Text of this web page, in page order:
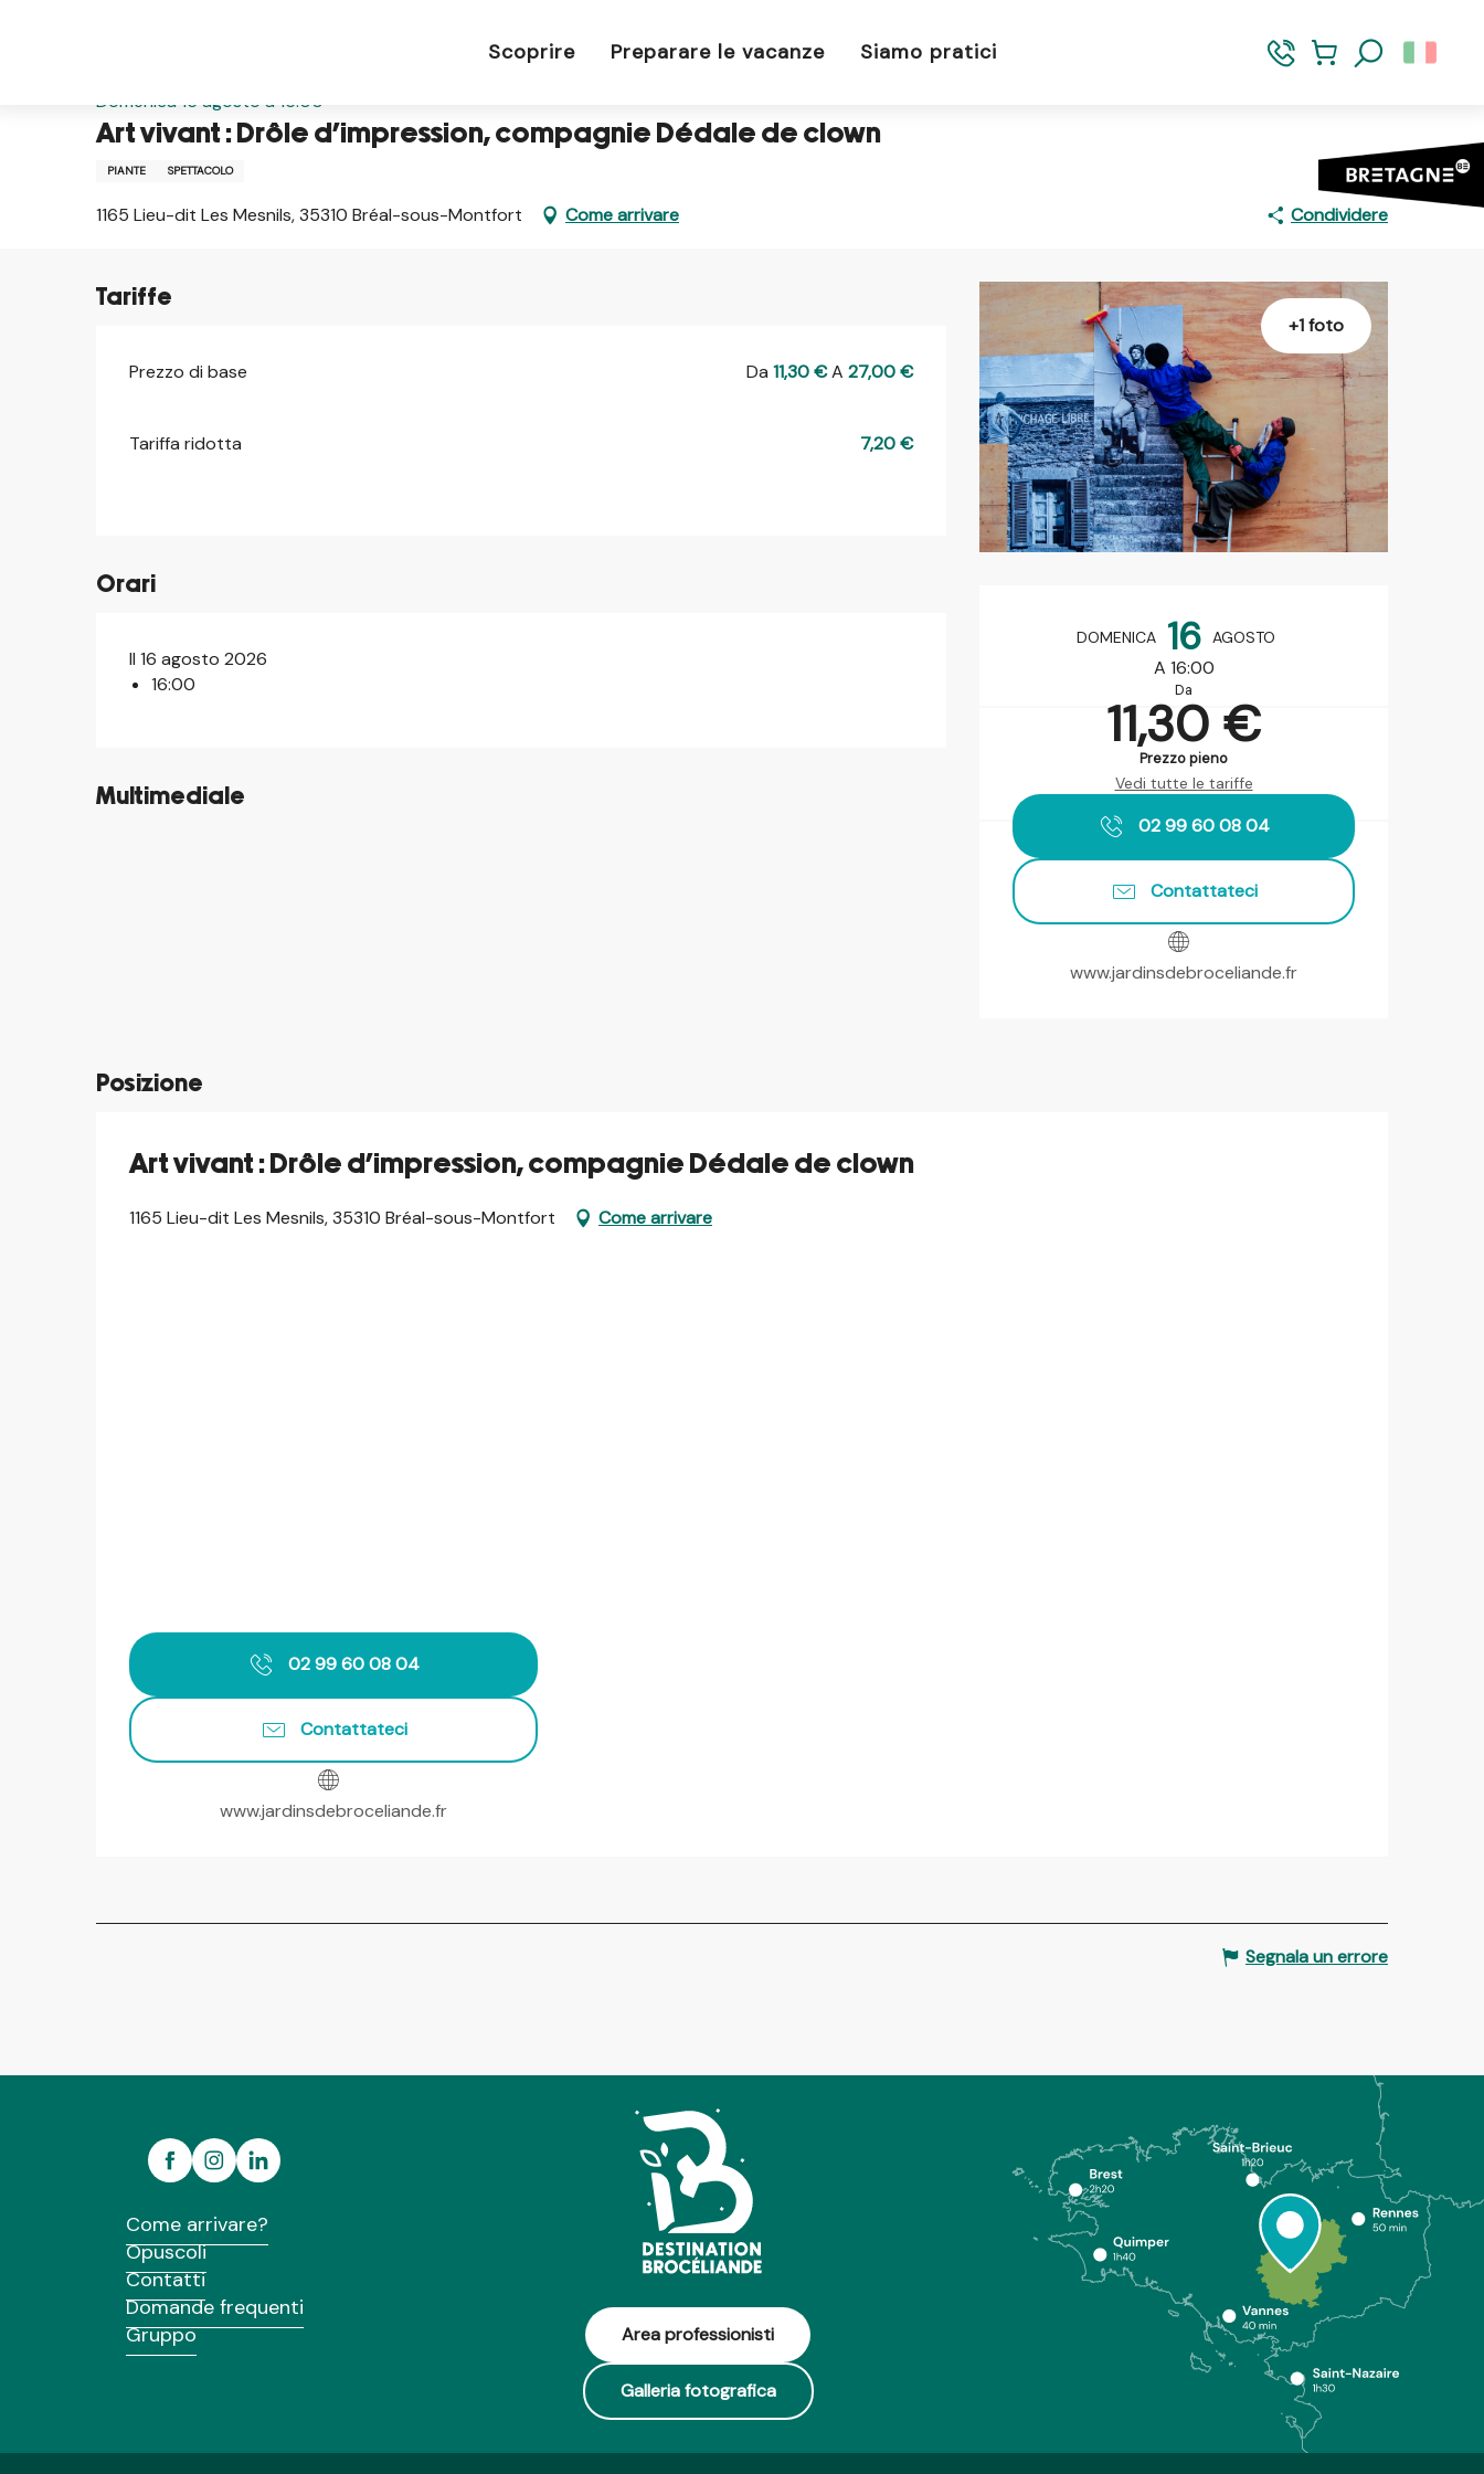
Scoprire Preparare le vacanze Siamo pratici
Domenica 16 agosto a 16:00
Art vivant : Drôle d’impression, compagnie Dédale de clown
PIANTE SPETTACOLO
1165 Lieu-dit Les Mesnils, 35310 Bréal-sous-Montfort Come arrivare Condividere
+1 foto
Orari e contatti
DOMENICA 16 AGOSTO
A 16:00
Da
11,30 €
Prezzo pieno
Vedi tutte le tariffe
02 99 60 08 04
Contattateci
www.jardinsdebroceliande.fr
Tariffe
Prezzo di base Da11,30 €A27,00 €
Tariffa ridotta 7,20 €
Orari
Il 16 agosto 2026
16:00
Multimediale
©
Posizione
Art vivant : Drôle d’impression, compagnie Dédale de clown
1165 Lieu-dit Les Mesnils, 35310 Bréal-sous-Montfort Come arrivare
02 99 60 08 04
Contattateci
www.jardinsdebroceliande.fr
Segnala un errore
Come arrivare?
Opuscoli
Contatti
Domande frequenti
Gruppo
Area professionisti
Galleria fotografica